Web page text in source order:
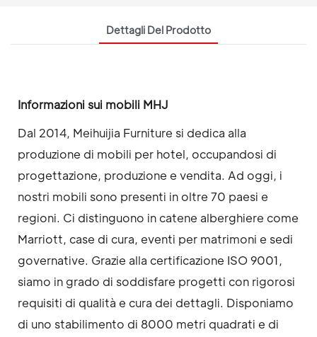
Dettagli Del Prodotto
Informazioni sui mobili MHJ
Dal 2014, Meihuijia Furniture si dedica alla
produzione di mobili per hotel, occupandosi di
progettazione, produzione e vendita. Ad oggi, i
nostri mobili sono presenti in oltre 70 paesi e
regioni. Ci distinguono in catene alberghiere come
Marriott, case di cura, eventi per matrimoni e sedi
governative. Grazie alla certificazione ISO 9001,
siamo in grado di soddisfare progetti con rigorosi
requisiti di qualità e cura dei dettagli. Disponiamo
di uno stabilimento di 8000 metri quadrati e di